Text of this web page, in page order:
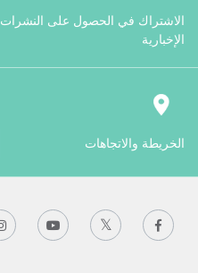
الاشتراك في الحصول على النشرات
الإخبارية
الخريطة والاتجاهات